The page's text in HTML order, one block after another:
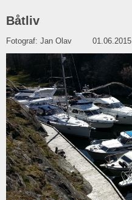
Båtliv
Fotograf: Jan Olav 01.06.2015